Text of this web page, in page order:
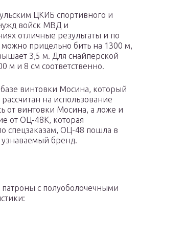
ЦКИБ спортивного и
войск МВД и
отличные результаты и по
можно прицельно бить на 1300 м,
3,5 м. Для снайперской
м и 8 см соответственно.
винтовки Мосина, который
на использование
от винтовки Мосина, а ложе и
от ОЦ-48К, которая
спецзаказам, ОЦ-48 пошла в
узнаваемый бренд.
с полуоболочечными